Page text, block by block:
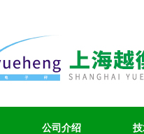
公司介绍